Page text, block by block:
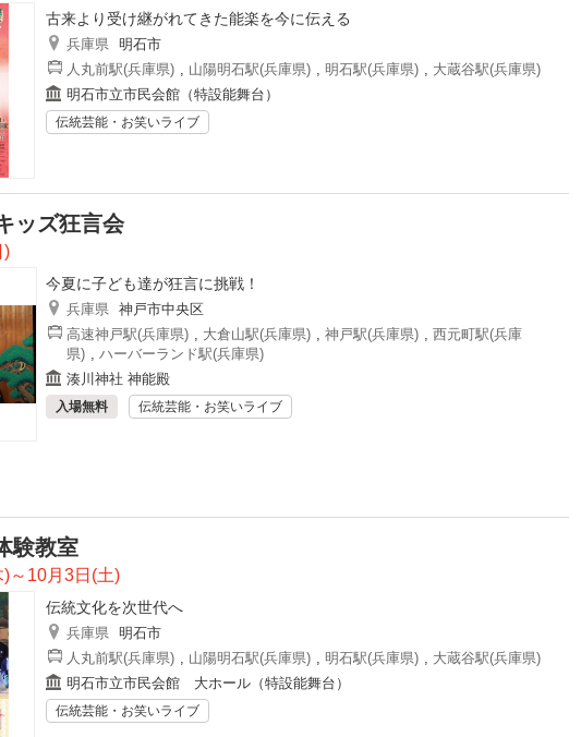
古来より受け継がれてきた能楽を今に伝える
兵庫県 明石市
人丸前駅(兵庫県) , 山陽明石駅(兵庫県) , 明石駅(兵庫県) , 大蔵谷駅(兵庫県)
明石市立市民会館（特設能舞台）
伝統芸能・お笑いライブ
ッズ狂言会
)
今夏に子ども達が狂言に挑戦！
兵庫県 神戸市中央区
高速神戸駅(兵庫県) , 大倉山駅(兵庫県) , 神戸駅(兵庫県) , 西元町駅(兵庫
県) , ハーバーランド駅(兵庫県)
湊川神社 神能殿
入場無料 伝統芸能・お笑いライブ
験教室
～10月3日(土)
伝統文化を次世代へ
兵庫県 明石市
人丸前駅(兵庫県) , 山陽明石駅(兵庫県) , 明石駅(兵庫県) , 大蔵谷駅(兵庫県)
明石市立市民会館 大ホール（特設能舞台）
伝統芸能・お笑いライブ